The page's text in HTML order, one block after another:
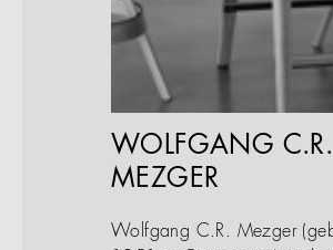
WOLFGANG C.R.
MEZGER
Wolfgang C.R. Mezger